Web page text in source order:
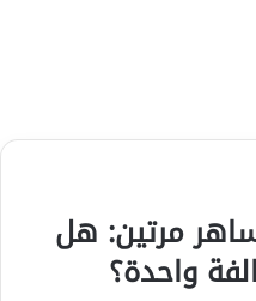
مرتين: هل
واحدة؟